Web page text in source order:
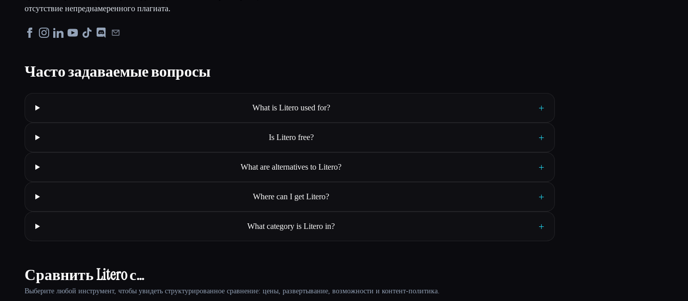
отсутствие непреднамеренного плагиата.
Часто задаваемые вопросы
What is Litero used for? +
Is Litero free? +
What are alternatives to Litero? +
Where can I get Litero? +
What category is Litero in? +
Сравнить Litero с…
Выберите любой инструмент, чтобы увидеть структурированное сравнение: цены, развертывание, возможности и контент-политика.